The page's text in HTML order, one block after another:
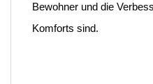
Bewohner und die
Komforts sind.